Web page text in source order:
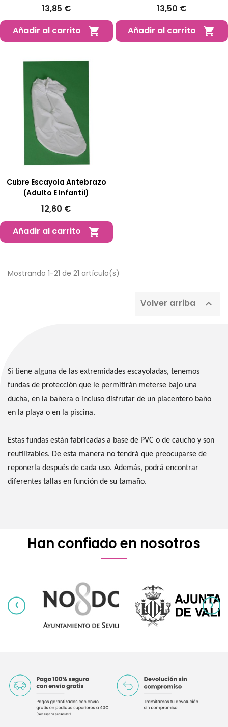
13,85 €
Añadir al carrito

13,50 €
Añadir al carrito

Cubre Escayola Antebrazo
(Adulto E Infantil)
12,60 €
Añadir al carrito

Mostrando 1-21 de 21 artículo(s)
Volver arriba 
Si tiene alguna de las extremidades escayoladas, tenemos
fundas de protección que le permitirán meterse bajo una
ducha, en la bañera o incluso disfrutar de un placentero baño
en la playa o en la piscina.
Estas fundas están fabricadas a base de PVC o de caucho y son
reutilizables. De esta manera no tendrá que preocuparse de
reponerla después de cada uso. Además, podrá encontrar
diferentes tallas en función de su tamaño.
Han confiado en nosotros
‹ ›